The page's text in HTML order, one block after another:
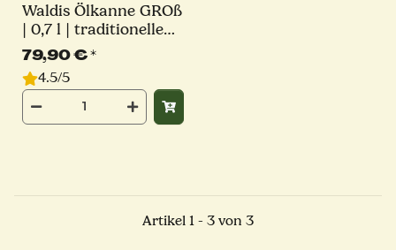
Waldis Ölkanne GROß
| 0,7 l | traditionelle
Oliera | handgefertigt
aus Neapel
79,90 €*
4.5/5
Artikel 1 - 3 von 3